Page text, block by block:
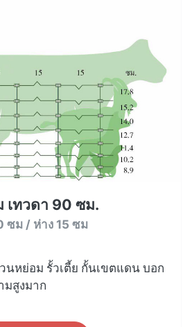
เทวดา 90 ซม.
ซม / ห่าง 15 ซม
นหย่อม รั้วเตี้ย กั้นเขตแดน บอก
มสูงมาก